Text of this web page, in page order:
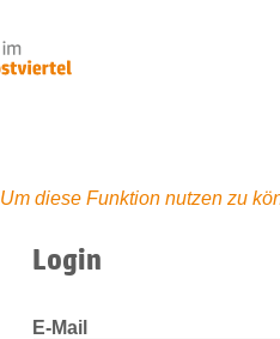
Um diese Funktion nutzen zu
Login
E-Mail